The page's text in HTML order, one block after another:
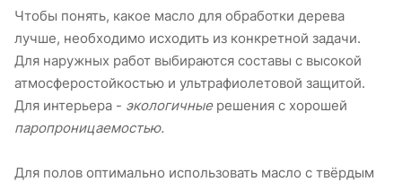
Чтобы понять, какое масло для обработки дерева
лучше, необходимо исходить из конкретной задачи.
Для наружных работ выбираются составы с высокой
атмосферостойкостью и ультрафиолетовой защитой.
Для интерьера - экологичныерешения с хорошей
паропроницаемостью.
Для полов оптимально использовать масло с твёрдым